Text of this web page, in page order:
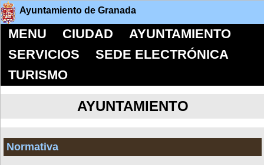
Ayuntamiento de Granada
MENU CIUDAD
AYUNTAMIENTO
SERVICIOS
SEDE ELECTRÓNICA
TURISMO
AYUNTAMIENTO
Normativa